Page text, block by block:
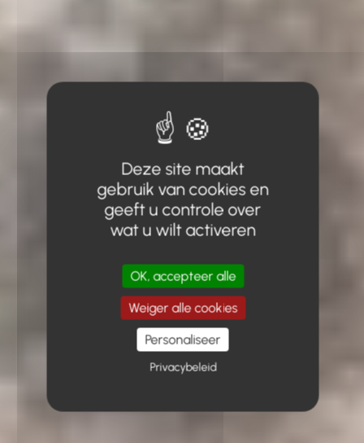
Deze site maakt
gebruik van cookies en
geeft u controle over
wat u wilt activeren
OK, accepteer alle
Weiger alle cookies
Personaliseer
Privacybeleid